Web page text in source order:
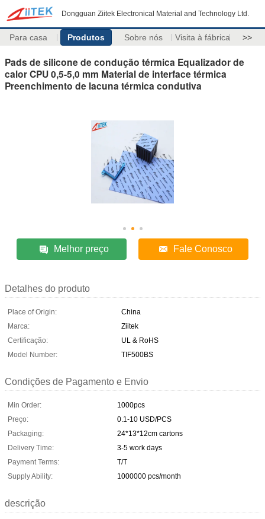
Dongguan Ziitek Electronical Material and Technology Ltd.
Para casa Produtos Sobre nós Visita à fábrica >>
Pads de silicone de condução térmica Equalizador de
calor CPU 0,5-5,0 mm Material de interface térmica
Preenchimento de lacuna térmica condutiva
Melhor preço Fale Conosco
Detalhes do produto
Place of Origin:
China
Marca:
Ziitek
Certificação:
UL & RoHS
Model Number:
TIF500BS
Condições de Pagamento e Envio
Min Order:
1000pcs
Preço:
0.1-10 USD/PCS
Packaging:
24*13*12cm cartons
Delivery Time:
3-5 work days
Payment Terms:
T/T
Supply Ability:
1000000 pcs/month
descrição